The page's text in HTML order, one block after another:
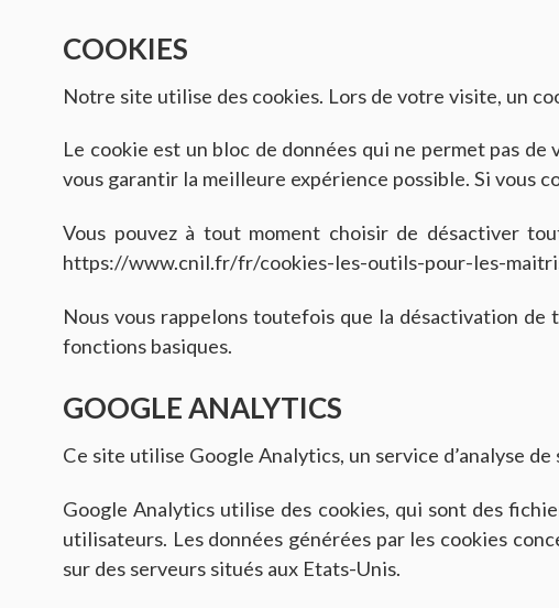
COOKIES
Notre site utilise des cookies. Lors de votre visite, un
Le cookie est un bloc de données qui ne permet pas
vous garantir la meilleure expérience possible. Si vous
Vous pouvez à tout moment choisir de désactiver
https://www.cnil.fr/fr/cookies-les-outils-pour-les-
Nous vous rappelons toutefois que la désactivation de
fonctions basiques.
GOOGLE ANALYTICS
Ce site utilise Google Analytics, un service d’analyse
Google Analytics utilise des cookies, qui sont des
utilisateurs. Les données générées par les cookies
sur des serveurs situés aux Etats-Unis.